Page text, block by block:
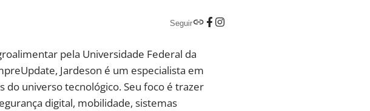
Seguir
pela Universidade Federal da
Jardeson é um especialista em
do universo tecnológico. Seu foco é trazer
digital, mobilidade, sistemas